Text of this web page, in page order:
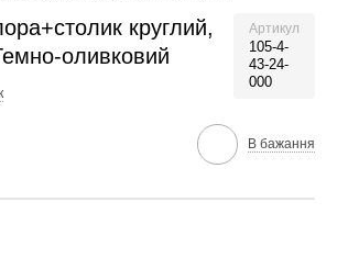
круглий,
оливковий
Артикул
105-4-
43-24-
000
В бажання